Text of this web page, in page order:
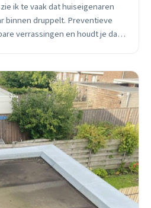
ik te vaak dat huiseigenaren
binnen druppelt. Preventieve
verrassingen en houdt je dak